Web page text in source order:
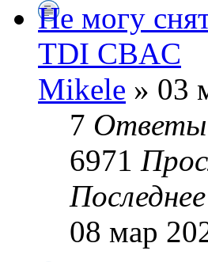
Не могу
TDI CBAC
Mikele » 03
7 Ответы
6971
08 мар